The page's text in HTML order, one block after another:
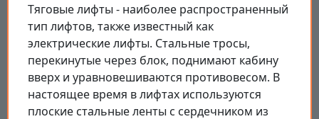
Тяговые лифты - наиболее распространенный
тип лифтов, также известный как
электрические лифты. Стальные тросы,
перекинутые через блок, поднимают кабину
вверх и уравновешиваются противовесом. В
настоящее время в лифтах используются
плоские стальные ленты с сердечником из